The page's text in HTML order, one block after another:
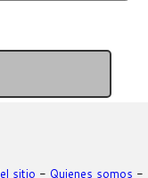
sitio - Quienes somos -